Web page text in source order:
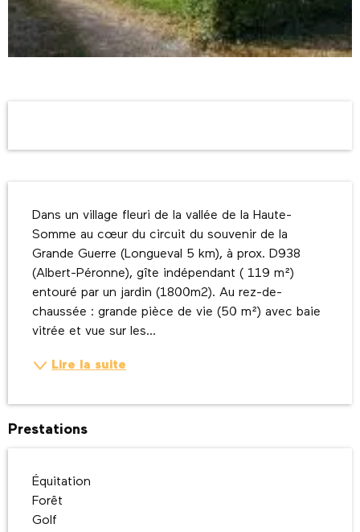
Dans un village fleuri de la vallée de la Haute-
Somme au cœur du circuit du souvenir de la
Grande Guerre (Longueval 5 km), à prox. D938
(Albert-Péronne), gîte indépendant ( 119 m²)
entouré par un jardin (1800m2). Au rez-de-
chaussée : grande pièce de vie (50 m²) avec baie
vitrée et vue sur les...
Lire la suite
Prestations
Équitation
Forêt
Golf